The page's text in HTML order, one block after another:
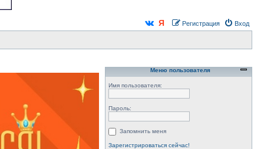
Вход
Регистрация
Меню пользователя
Имя пользователя:
Пароль:
Запомнить меня
Зарегистрироваться сейчас!